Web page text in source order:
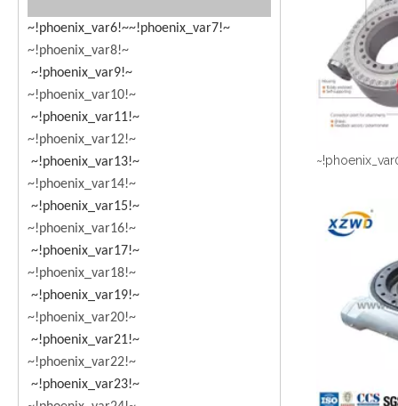
~!phoenix_var6!~~!phoenix_var7!~
~!phoenix_var8!~
~!phoenix_var9!~
~!phoenix_var10!~
~!phoenix_var11!~
~!phoenix_var12!~
~!phoenix_var13!~
~!phoenix_var14!~
~!phoenix_var15!~
~!phoenix_var16!~
~!phoenix_var17!~
~!phoenix_var18!~
~!phoenix_var19!~
~!phoenix_var20!~
~!phoenix_var21!~
~!phoenix_var22!~
~!phoenix_var23!~